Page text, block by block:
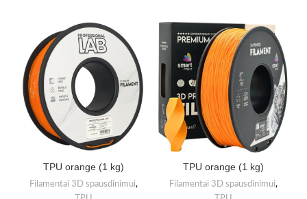
TPU orange (1 kg)
Filamentai 3D spausdinimui,
TPU orange (1 kg)
Filamentai 3D spausdinimui,